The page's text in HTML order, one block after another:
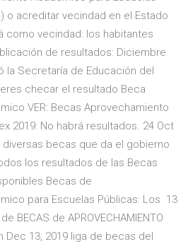
o acreditar vecindad en el Estado
como vecindad: los habitantes
de resultados: Diciembre
la Secretaría de Educación del
checar el resultado Beca
VER: Becas Aprovechamiento
2019: No habrá resultados. 24 Oct
becas que da el gobierno
los resultados de las Becas
Becas de
para Escuelas Públicas: Los 13
BECAS de APROVECHAMIENTO
Dec 13, 2019 liga de becas del